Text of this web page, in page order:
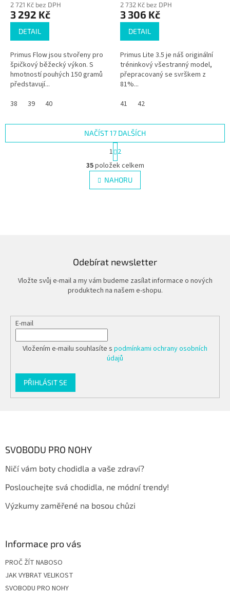
2 721 Kč bez DPH
3 292 Kč
DETAIL
Primus Flow jsou stvořeny pro
špičkový běžecký výkon. S
hmotností pouhých 150 gramů
představují...
38
39 40
2 732 Kč bez DPH
3 306 Kč
DETAIL
Primus Lite 3.5 je náš originální
tréninkový všestranný model,
přepracovaný se svrškem z
81%...
41
42
O
v
l
á
v
k
y
v
i
NAČÍST 17 DALŠÍCH
t
r
á
n
k
1 2
35položek celkem
NAHORU
Odebírat newsletter
Vložte svůj e-mail a my vám budeme zasílat informace o nových
produktech na našem e-shopu.
E-mail
Vložením e-mailu souhlasíte s podmínkami ochrany osobních
údajů
PŘIHLÁSIT SE
SVOBODU PRO NOHY
Ničí vám boty chodidla a vaše zdraví?
Poslouchejte svá chodidla, ne módní trendy!
Výzkumy zaměřené na bosou chůzi
Informace pro vás
PROČ ŽÍT NABOSO
JAK VYBRAT VELIKOST
SVOBODU PRO NOHY